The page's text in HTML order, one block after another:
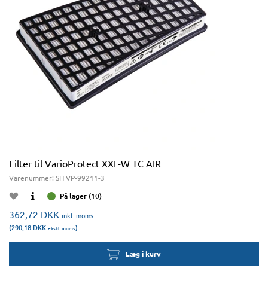
Filter til VarioProtect XXL-W TC AIR
Varenummer: SH VP-99211-3
På lager (10)
362,72 DKK inkl. moms
(290,18 DKK ekskl. moms)
Læg i kurv